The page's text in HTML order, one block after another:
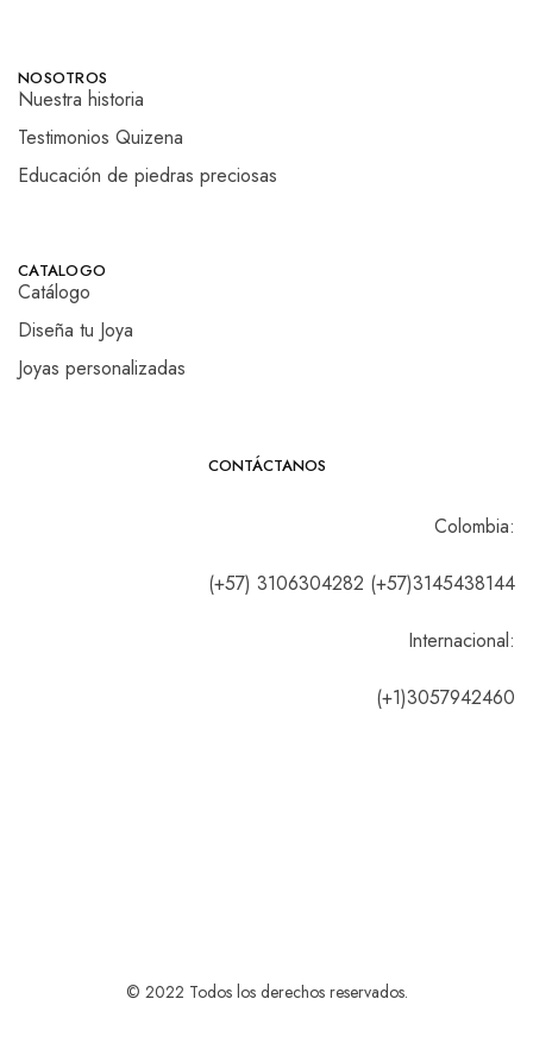
NOSOTROS
Nuestra historia
Testimonios Quizena
Educación de piedras preciosas
CATALOGO
Catálogo
Diseña tu Joya
Joyas personalizadas
CONTÁCTANOS
Colombia:
(+57) 3106304282 (+57)3145438144
Internacional:
(+1)3057942460
© 2022 Todos los derechos reservados.